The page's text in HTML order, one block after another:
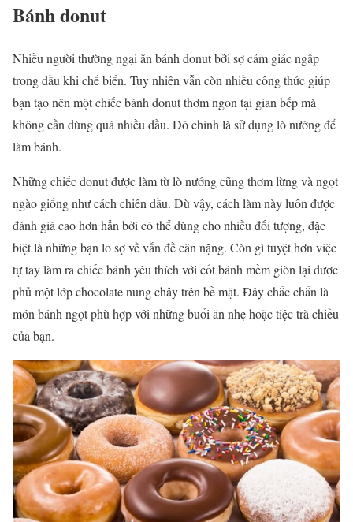
Bánh donut
Nhiều người thường ngại ăn bánh donut bởi sợ cảm giác ngập
trong dầu khi chế biến. Tuy nhiên vẫn còn nhiều công thức giúp
bạn tạo nên một chiếc bánh donut thơm ngon tại gian bếp mà
không cần dùng quá nhiều dầu. Đó chính là sử dụng lò nướng để
làm bánh.
Những chiếc donut được làm từ lò nướng cũng thơm lừng và ngọt
ngào giống như cách chiên dầu. Dù vậy, cách làm này luôn được
đánh giá cao hơn hẳn bởi có thể dùng cho nhiều đối tượng, đặc
biệt là những bạn lo sợ về vấn đề cân nặng. Còn gì tuyệt hơn việc
tự tay làm ra chiếc bánh yêu thích với cốt bánh mềm giòn lại được
phủ một lớp chocolate nung chảy trên bề mặt. Đây chắc chắn là
món bánh ngọt phù hợp với những buổi ăn nhẹ hoặc tiệc trà chiều
của bạn.